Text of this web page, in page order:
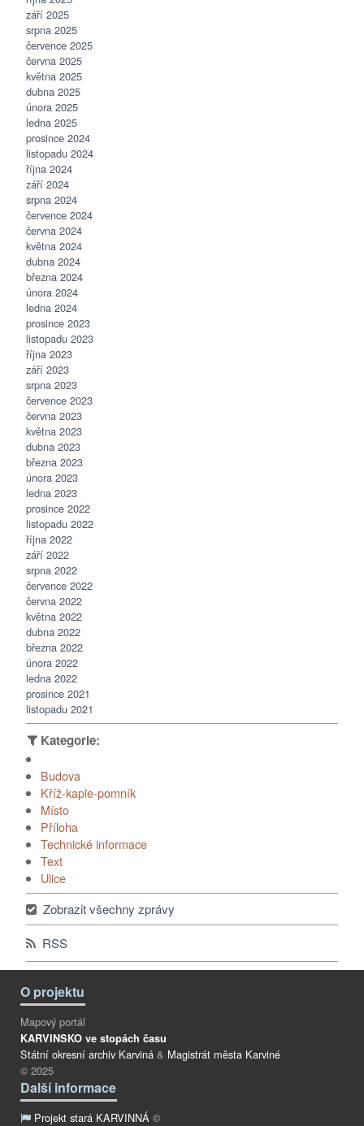
září 2025
srpna 2025
července 2025
června 2025
května 2025
dubna 2025
února 2025
ledna 2025
prosince 2024
listopadu 2024
října 2024
září 2024
srpna 2024
července 2024
června 2024
května 2024
dubna 2024
března 2024
února 2024
ledna 2024
prosince 2023
listopadu 2023
října 2023
září 2023
srpna 2023
července 2023
června 2023
května 2023
dubna 2023
března 2023
února 2023
ledna 2023
prosince 2022
listopadu 2022
října 2022
září 2022
srpna 2022
července 2022
června 2022
května 2022
dubna 2022
března 2022
února 2022
ledna 2022
prosince 2021
listopadu 2021
Budova
Kříž-kaple-pomník
Místo
Příloha
Technické informace
Text
Ulice
Zobrazit všechny zprávy
RSS
O projektu
Mapový portál
KARVINSKO ve stopách času
Státní okresní archiv Karviná & Magistrát města Karviné
© 2025
Další informace
Projekt stará KARVINNÁ ©